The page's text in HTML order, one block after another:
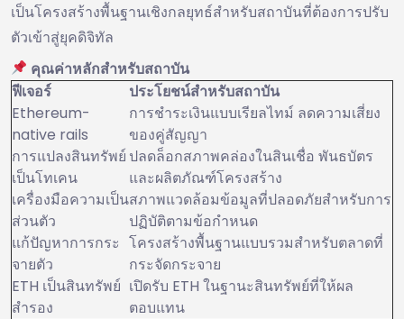
เป็นโครงสร้างพื้นฐานเชิงกลยุทธ์สำหรับสถาบันที่ต้องการปรับ
ตัวเข้าสู่ยุคดิจิทัล
คุณค่าหลักสำหรับสถาบัน
ฟีเจอร์
ประโยชน์สำหรับสถาบัน
Ethereum-
native rails
การชำระเงินแบบเรียลไทม์ ลดความเสี่ยง
ของคู่สัญญา
การแปลงสินทรัพย์
เป็นโทเคน
ปลดล็อกสภาพคล่องในสินเชื่อ พันธบัตร
และผลิตภัณฑ์โครงสร้าง
เครื่องมือความเป็น
ส่วนตัว
สภาพแวดล้อมข้อมูลที่ปลอดภัยสำหรับการ
ปฏิบัติตามข้อกำหนด
แก้ปัญหาการกระ
จายตัว
โครงสร้างพื้นฐานแบบรวมสำหรับตลาดที่
กระจัดกระจาย
ETH เป็นสินทรัพย์
สำรอง
เปิดรับ ETH ในฐานะสินทรัพย์ที่ให้ผล
ตอบแทน